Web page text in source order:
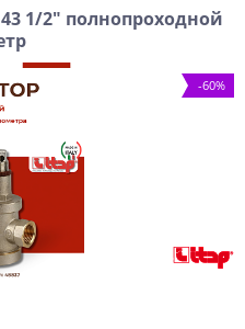
1/2" полнопроходной
-60%